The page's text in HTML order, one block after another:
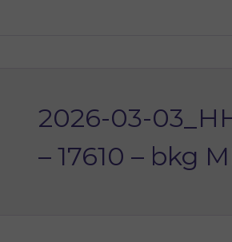
2026-03-
– 17610 – bkg